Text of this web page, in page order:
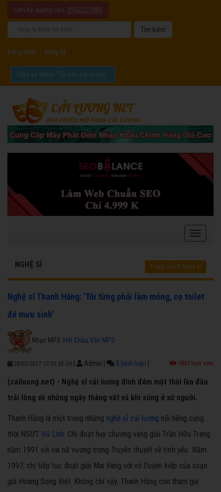
Liên hệ quảng cáo: 0932221090
Đăng nhập Đăng ký
Chia sẻ video "Tôi yêu cải lương".
NGHỆ SĨ Trang chủ Nghệ sĩ
Nghệ sĩ Thanh Hằng: 'Tôi từng phải làm móng, cọ toilet
để mưu sinh'
Nhạc MP3: Hát Chầu Văn MP3
28/03/2017 10:03:38 CH Admin 0 bình luận 1847 lượt xem
(cailuong.net) - Nghệ sĩ cải lương đình đám một thời lần đầu
trải lòng về những ngày tháng vất vả khi sống ở xứ người.
Thanh Hằng là một trong những nghệ sĩ cải lương nổi tiếng cùng
thời NSƯT Vũ Linh. Chị đoạt huy chương vàng giải Trần Hữu Trang
năm 1991 với vai nữ vương trong Truyền thuyết về tình yêu. Năm
1997, chị tiếp tục đoạt giải Mai Vàng với vở Duyên kiếp của soạn
giả Hoàng Song Việt. Không chỉ vậy, Thanh Hằng còn tham gia